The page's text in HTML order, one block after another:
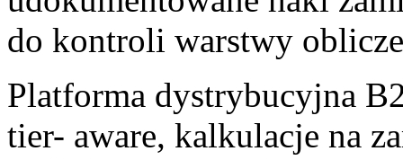
do kontroli warstwy
Platforma dystrybucyjna
tier- aware, kalkulacje na